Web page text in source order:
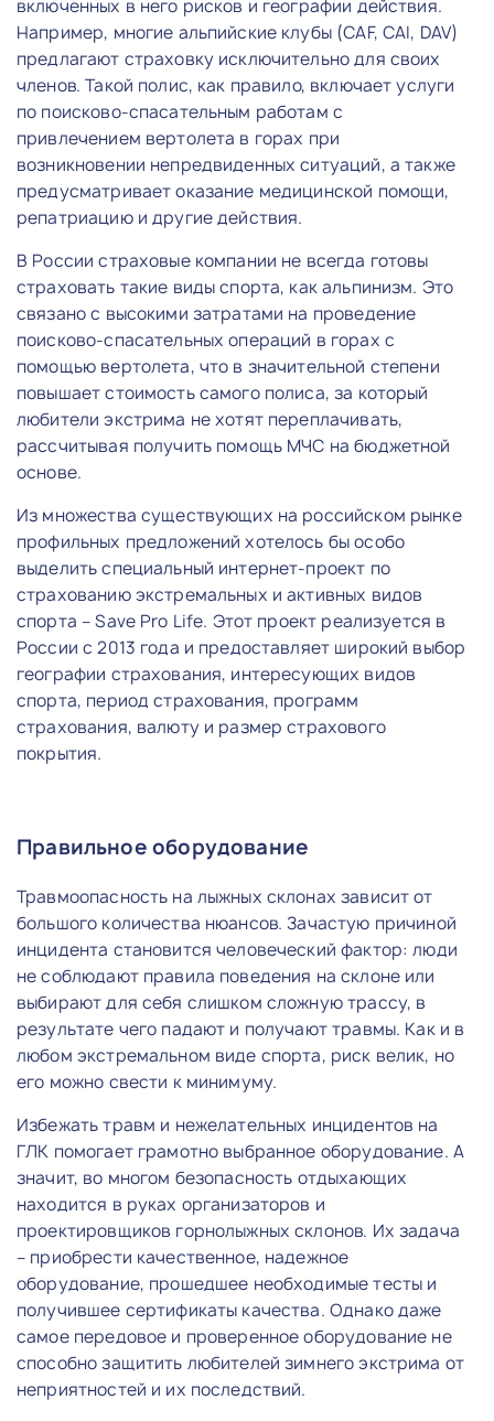
включенных в него рисков и географии действия.
Например, многие альпийские клубы (CAF, CAI, DAV)
предлагают страховку исключительно для своих
членов. Такой полис, как правило, включает услуги
по поисково-спасательным работам с
привлечением вертолета в горах при
возникновении непредвиденных ситуаций, а также
предусматривает оказание медицинской помощи,
репатриацию и другие действия.
В России страховые компании не всегда готовы
страховать такие виды спорта, как альпинизм. Это
связано с высокими затратами на проведение
поисково-спасательных операций в горах с
помощью вертолета, что в значительной степени
повышает стоимость самого полиса, за который
любители экстрима не хотят переплачивать,
рассчитывая получить помощь МЧС на бюджетной
основе.
Из множества существующих на российском рынке
профильных предложений хотелось бы особо
выделить специальный интернет-проект по
страхованию экстремальных и активных видов
спорта – Save Pro Life. Этот проект реализуется в
России с 2013 года и предоставляет широкий выбор
географии страхования, интересующих видов
спорта, период страхования, программ
страхования, валюту и размер страхового
покрытия.
Правильное оборудование
Травмоопасность на лыжных склонах зависит от
большого количества нюансов. Зачастую причиной
инцидента становится человеческий фактор: люди
не соблюдают правила поведения на склоне или
выбирают для себя слишком сложную трассу, в
результате чего падают и получают травмы. Как и в
любом экстремальном виде спорта, риск велик, но
его можно свести к минимуму.
Избежать травм и нежелательных инцидентов на
ГЛК помогает грамотно выбранное оборудование. А
значит, во многом безопасность отдыхающих
находится в руках организаторов и
проектировщиков горнолыжных склонов. Их задача
– приобрести качественное, надежное
оборудование, прошедшее необходимые тесты и
получившее сертификаты качества. Однако даже
самое передовое и проверенное оборудование не
способно защитить любителей зимнего экстрима от
неприятностей и их последствий.